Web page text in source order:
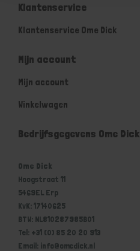
Klantenservice
Klantenservice Ome Dick
Mijn account
Mijn account
Winkelwagen
Bedrijfsgegevens Ome Dick
Ome Dick
Hoogstraat 11
5469EL Erp
KvK: 17140625
BTW: NL810287985B01
Tel: +31 (0) 85 20 20 913
Email: info@omedick.nl